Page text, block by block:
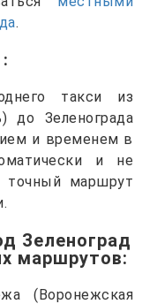
.
:
такси из
до Зеленограда
и временем в
и не
точный маршрут
Зеленоград
маршрутов:
(Воронежская